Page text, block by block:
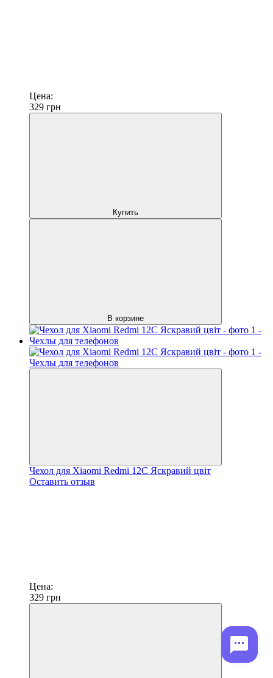
Цена:
329 грн
Купить
В корзине
Чехол для Xiaomi Redmi 12C Яскравий цвіт
Оставить отзыв
Цена:
329 грн